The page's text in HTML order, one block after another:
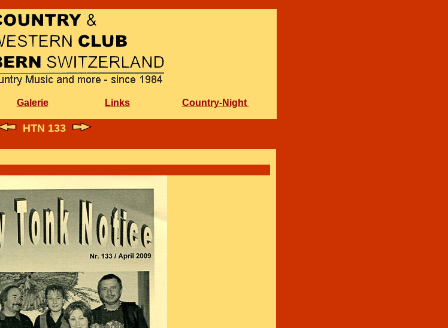
Galerie Links Country-Night
HTN 133